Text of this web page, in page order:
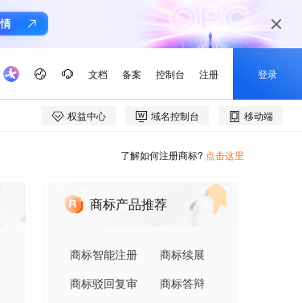
了解如何注册商标? 点击这里
商标产品推荐
商标智能注册
商标续展
商标驳回复审
商标答辩